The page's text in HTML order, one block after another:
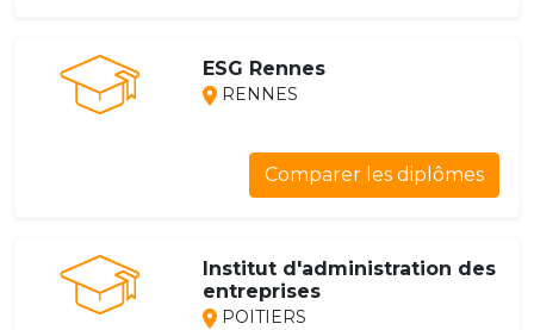
ESG Rennes
RENNES
Comparer les diplômes
Institut d'administration des
entreprises
POITIERS